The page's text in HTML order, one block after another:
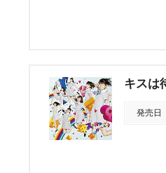
キスは
発売日